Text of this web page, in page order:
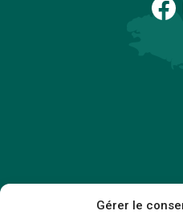
Gérer le